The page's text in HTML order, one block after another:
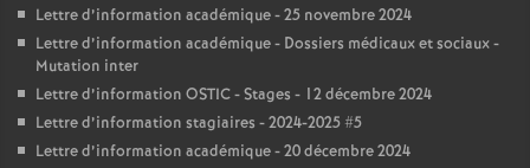
Lettre d’information académique - 25 novembre 2024
Lettre d’information académique - Dossiers médicaux et sociaux -
Mutation inter
Lettre d’information OSTIC - Stages - 12 décembre 2024
Lettre d’information stagiaires - 2024-2025 #5
Lettre d’information académique - 20 décembre 2024